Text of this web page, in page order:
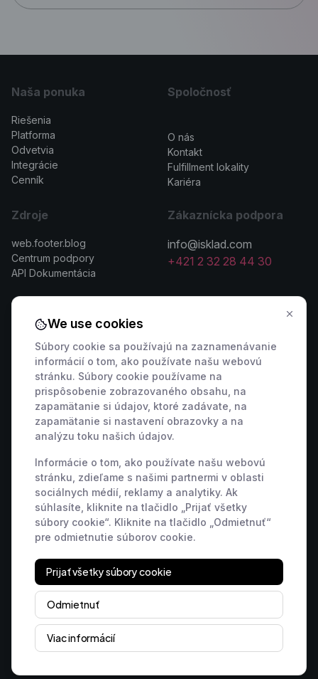
Naša ponuka
Riešenia
Platforma
Odvetvia
Integrácie
Cenník
Spoločnosť
O nás
Kontakt
Fulfillment lokality
Kariéra
Zdroje
web.footer.blog
Centrum podpory
API Dokumentácia
Zákaznícka podpora
info@isklad.com
+421 2 32 28 44 30
Kontaktovať predajcu
🇸🇰 +421 2 222 006 94
🇨🇿 +420 311 440 767
🇵🇱 +48 22 307 03 34
🇦🇹 +43 1 442 0203
🇷🇴 +40 316 306 173
🇭🇺 +36 1 901 0594
🇩🇪 +49 800 000 9404
🇸🇮 +386 82 880 433
🇪🇸 +34 518 88 04 19
🇫🇷 +33 9 39 37 01 08
🇮🇹 +39 800 934 271
🇭🇷 +385 800 791 196
🇬🇧 +44 7463 586 370
🇺🇸 +1 848 456 2300
© isklad %year%. Všetky práva vyhradené I Nastavenia
cookies
We use cookies
Súbory cookie sa používajú na zaznamenávanie
informácií o tom, ako používate našu webovú
stránku. Súbory cookie používame na
prispôsobenie zobrazovaného obsahu, na
zapamätanie si údajov, ktoré zadávate, na
zapamätanie si nastavení obrazovky a na
analýzu toku našich údajov.
Informácie o tom, ako používate našu webovú
stránku, zdieľame s našimi partnermi v oblasti
sociálnych médií, reklamy a analytiky. Ak
súhlasíte, kliknite na tlačidlo „Prijať všetky
súbory cookie“. Kliknite na tlačidlo „Odmietnuť“
pre odmietnutie súborov cookie.
Prijať všetky súbory cookie
Odmietnuť
Viac informácií